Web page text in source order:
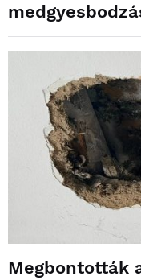
Megbontották